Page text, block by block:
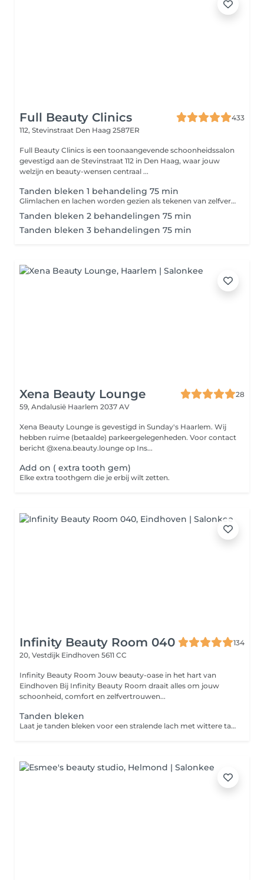
Full Beauty Clinics
433
112, Stevinstraat Den Haag 2587ER
Full Beauty Clinics is een toonaangevende schoonheidssalon
gevestigd aan de Stevinstraat 112 in Den Haag, waar jouw
welzijn en beauty-wensen centraal ...
Tanden bleken 1 behandeling 75 min
Glimlachen en lachen worden gezien als tekenen van zelfverzekerdheid en geluk. Hoe meer we lachen en glimlachen, des te beter we ons voelen. Een zelfverzekerde glimlach is de manier om anderen aan te trekken en om indruk te maken. Voelt u zich wel eens ongemakkelijk door de kleur van uw tanden? Bij Full Beauty Clinics kunnen we uw gebit weer een glans geven door uw tanden te bleken bij ons nieuwe en moderne kliniek.
Tanden bleken 2 behandelingen 75 min
Tanden bleken 3 behandelingen 75 min
Xena Beauty Lounge
28
59, Andalusië Haarlem 2037 AV
Xena Beauty Lounge is gevestigd in Sunday's Haarlem. Wij
hebben ruime (betaalde) parkeergelegenheden. Voor contact
bericht @xena.beauty.lounge op Ins...
Add on ( extra tooth gem)
Elke extra toothgem die je erbij wilt zetten.
Infinity Beauty Room 040
134
20, Vestdijk Eindhoven 5611 CC
Infinity Beauty Room Jouw beauty-oase in het hart van
Eindhoven Bij Infinity Beauty Room draait alles om jouw
schoonheid, comfort en zelfvertrouwen...
Tanden bleken
Laat je tanden bleken voor een stralende lach met wittere tanden.